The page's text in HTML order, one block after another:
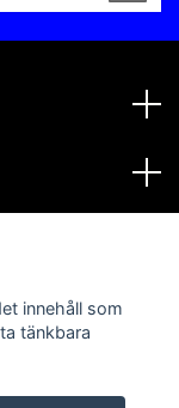
innehåll som
tänkbara